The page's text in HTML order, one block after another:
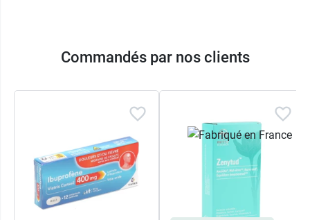
Commandés par nos clients